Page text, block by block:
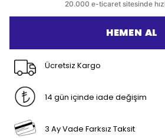
HEMEN AL
Ücretsiz Kargo
14 gün içinde iade değişim
3 Ay Vade Farksız Taksit